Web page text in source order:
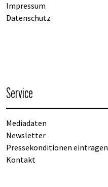
Impressum
Datenschutz
Service
Mediadaten
Newsletter
Pressekonditionen eintragen
Kontakt